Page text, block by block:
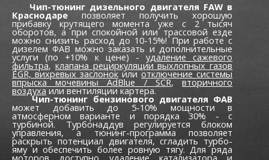
Чип-тюнинг дизельного двигателя FAW в
Краснодаре позволяет получить хорошую
прибавку крутящего момента уже c 2 тысяч
оборотов, а при спокойной или трассовой езде
можно снизить расход до 10-15%! При работе с
дизелем ФАВ можно заказать и дополнительные
услуги (по +10% к цене) -удаление сажевого
фильтра, клапана рециркуляции выхлопных газов
EGR,вихревых заслонокилиотключение системы
впрыска мочевины AdBlue / SCR,вторичного
воздухаили вентиляции картера.
Чип-тюнинг бензинового двигателя ФАВ
может добавить до 5-10% мощности в
атмосферном варианте и порядка 30% - с
турбиной. Турбонаддув регулируется блоком
управления, а тюнинг-программа позволяет
раскрыть потенциал двигателя, сгладить турбо-
яму и обеспечить более ровную тягу. Для ряда
моторов доступно удаление катализатора и